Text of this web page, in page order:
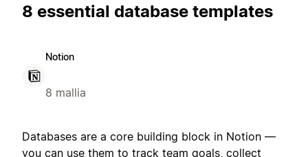
8 essential database templates
Notion
8 mallia
Databases are a core building block in Notion —
you can use them to track team goals, collect